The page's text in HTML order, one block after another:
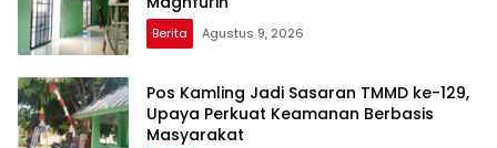
Berita Agustus 9, 2026
Pos Kamling Jadi Sasaran TMMD ke-129,
Upaya Perkuat Keamanan Berbasis
Masyarakat